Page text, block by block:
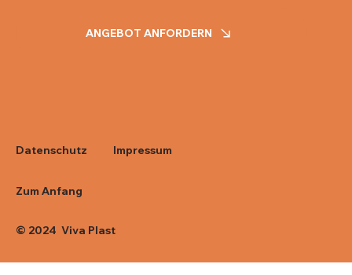
ANGEBOT ANFORDERN
Datenschutz
Zum Anfang
© 2024 Viva Plast
Impressum